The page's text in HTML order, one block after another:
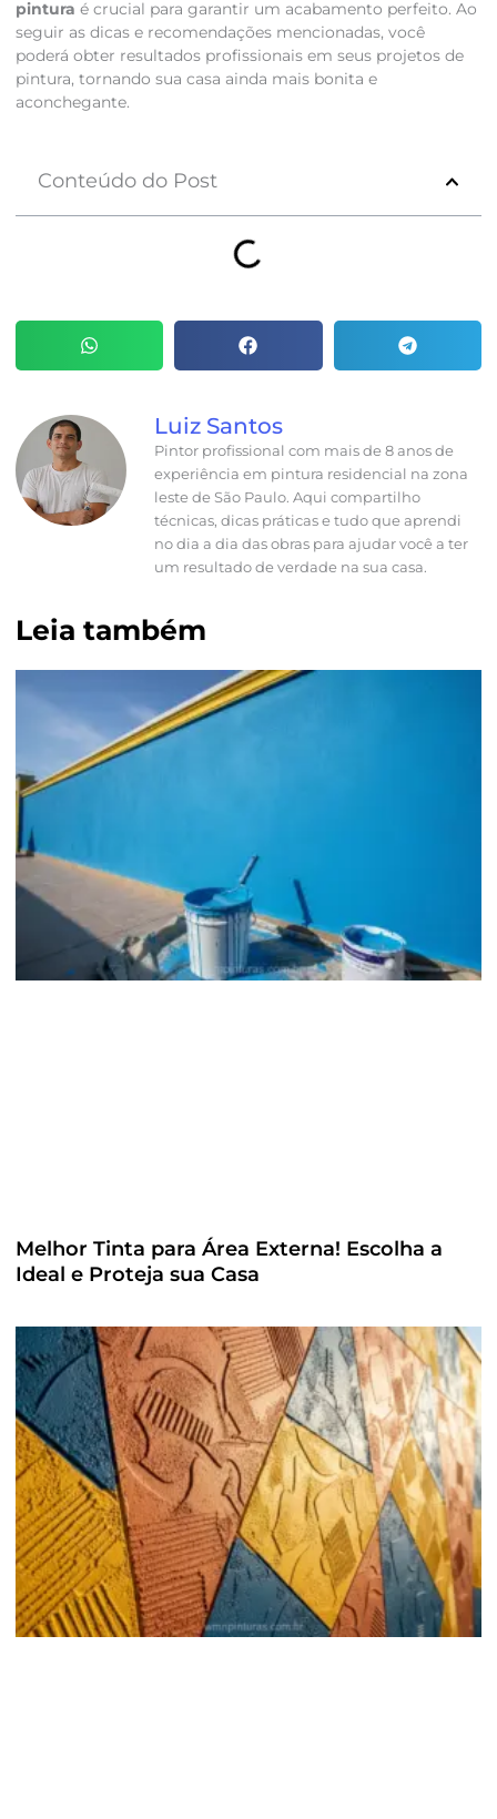
pintura é crucial para garantir um acabamento perfeito. Ao
seguir as dicas e recomendações mencionadas, você
poderá obter resultados profissionais em seus projetos de
pintura, tornando sua casa ainda mais bonita e
aconchegante.
Conteúdo do Post
Luiz Santos
Pintor profissional com mais de 8 anos de
experiência em pintura residencial na zona
leste de São Paulo. Aqui compartilho
técnicas, dicas práticas e tudo que aprendi
no dia a dia das obras para ajudar você a ter
um resultado de verdade na sua casa.
Leia também
Melhor Tinta para Área Externa! Escolha a
Ideal e Proteja sua Casa